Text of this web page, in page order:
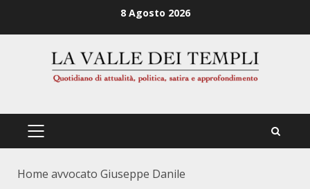
8 Agosto 2026
PRIMÄRES
Home avvocato Giuseppe Danile